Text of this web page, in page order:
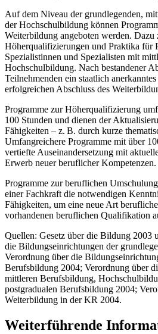
Auf dem Niveau der grundlegenden,
der Hochschulbildung können
Weiterbildung angeboten werden. Dazu
Höherqualifizierungen und Praktika für
Spezialistinnen und Spezialisten mit
Hochschulbildung. Nach bestandener
Teilnehmenden ein staatlich
erfolgreichen Abschluss des
Programme zur Höherqualifizierung
100 Stunden und dienen der
Fähigkeiten – z. B. durch kurze
Umfangreichere Programme mit über
vertiefte Auseinandersetzung mit
Erwerb neuer beruflicher Kompetenzen.
Programme zur beruflichen
einer Fachkraft die notwendigen
Fähigkeiten, um eine neue Art
vorhandenen beruflichen Qualifikation
Quellen: Gesetz über die Bildung 2003
die Bildungseinrichtungen der
Verordnung über die
Berufsbildung 2004; Verordnung über
mittleren Berufsbildung,
postgradualen Berufsbildung 2004;
Weiterbildung in der KR 2004.
Weiterführende